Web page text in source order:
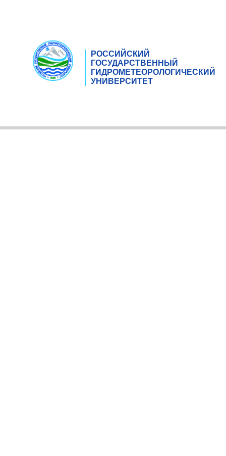
РОССИЙСКИЙ
ГОСУДАРСТВЕННЫЙ
ГИДРОМЕТЕОРОЛОГИЧЕСКИЙ
УНИВЕРСИТЕТ